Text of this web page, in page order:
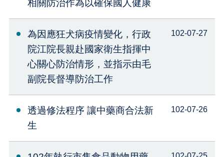
相關防治作為以確保國人健康
為因應狂犬病疫情變化，行政
院江院長親赴國家衛生指揮中
心關心防治情形，並指示由毛
副院長督導防治工作
102-07-27
透過修法程序 讓中藥商合法新
生
102-07-26